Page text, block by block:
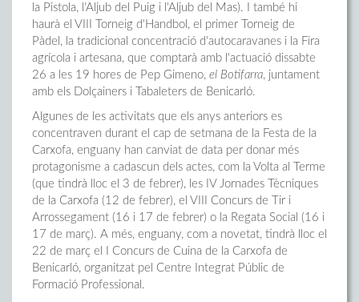
la Pistola, l'Aljub del Puig i l'Aljub del Mas). I també hi
haurà el VIII Torneig d'Handbol, el primer Torneig de
Pàdel, la tradicional concentració d'autocaravanes i la Fira
agrícola i artesana, que comptarà amb l'actuació dissabte
26 a les 19 hores de Pep Gimeno, el Botifarra, juntament
amb els Dolçainers i Tabaleters de Benicarló.
Algunes de les activitats que els anys anteriors es
concentraven durant el cap de setmana de la Festa de la
Carxofa, enguany han canviat de data per donar més
protagonisme a cadascun dels actes, com la Volta al Terme
(que tindrà lloc el 3 de febrer), les IV Jornades Tècniques
de la Carxofa (12 de febrer), el VIII Concurs de Tir i
Arrossegament (16 i 17 de febrer) o la Regata Social (16 i
17 de març). A més, enguany, com a novetat, tindrà lloc el
22 de març el I Concurs de Cuina de la Carxofa de
Benicarló, organitzat pel Centre Integrat Públic de
Formació Professional.